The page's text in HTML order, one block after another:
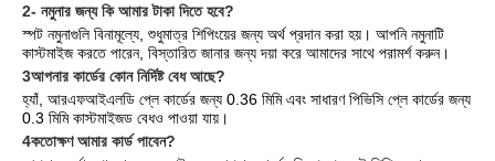
2- নমুনার জন্য কি আমার টাকা দিতে হবে?
স্পট নমুনাগুলি বিনামূল্যে, শুধুমাত্র শিপিংয়ের জন্য অর্থ প্রদান করা হয়। আপনি নমুনাটি
কাস্টমাইজ করতে পারেন, বিস্তারিত জানার জন্য দয়া করে আমাদের সাথে পরামর্শ করুন।
3আপনার কার্ডের কোন নির্দিষ্ট বেধ আছে?
হ্যাঁ, আরএফআইএলডি প্লে কার্ডের জন্য 0.36 মিমি এবং সাধারণ পিভিসি প্লে কার্ডের জন্য
0.3 মিমি কাস্টমাইজড বেধও পাওয়া যায়।
4কতোক্ষণ আমার কার্ড পাবেন?